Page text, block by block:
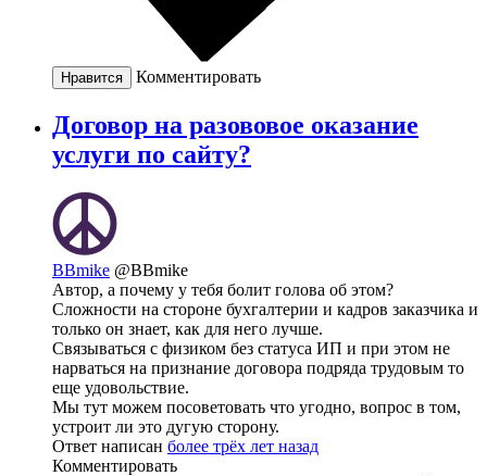
Нравится Комментировать
Договор на разововое оказание
услуги по сайту?
BBmike @BBmike
Автор, а почему у тебя болит голова об этом?
Сложности на стороне бухгалтерии и кадров заказчика и
только он знает, как для него лучше.
Связываться с физиком без статуса ИП и при этом не
нарваться на признание договора подряда трудовым то
еще удовольствие.
Мы тут можем посоветовать что угодно, вопрос в том,
устроит ли это дугую сторону.
Ответ написан более трёх лет назад
Комментировать